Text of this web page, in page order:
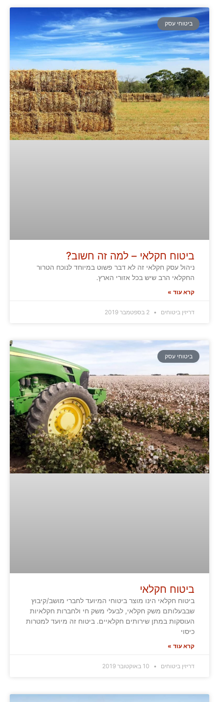
ביטוחי עסק
ביטוח חקלאי – למה זה חשוב?
ניהול עסק חקלאי זה לא דבר פשוט במיוחד לנוכח הטרור
החקלאי הרב שיש בכל אזורי הארץ.
קרא עוד »
דריזין ביטוחים
ביטוחי עסק
ביטוח חקלאי
ביטוח חקלאי הינו מוצר ביטוחי המיועד לחברי מושב/קיבוץ
שבבעלותם משק חקלאי, לבעלי משק חי ולחברות חקלאיות
העוסקות במתן שירותים חקלאיים. ביטוח זה מיועד למטרות
כיסוי
קרא עוד »
דריזין ביטוחים